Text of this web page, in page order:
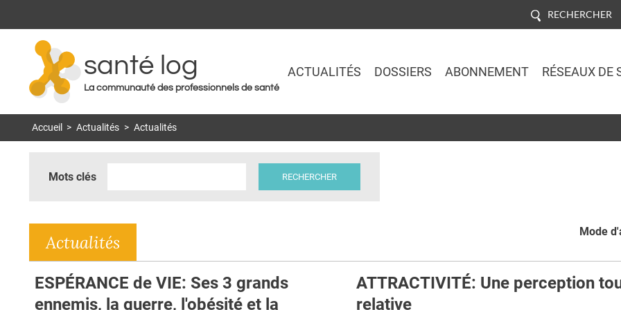
RECHERCHER
santé log
La communauté des professionnels de santé
ACTUALITÉS DOSSIERS ABONNEMENT RÉSEAUX DE
Accueil > Actualités > Actualités
Mots clés
Mode
Actualités
ESPÉRANCE de VIE: Ses 3 grands
ennemis, la guerre, l'obésité et la
ATTRACTIVITÉ: Une perception
relative